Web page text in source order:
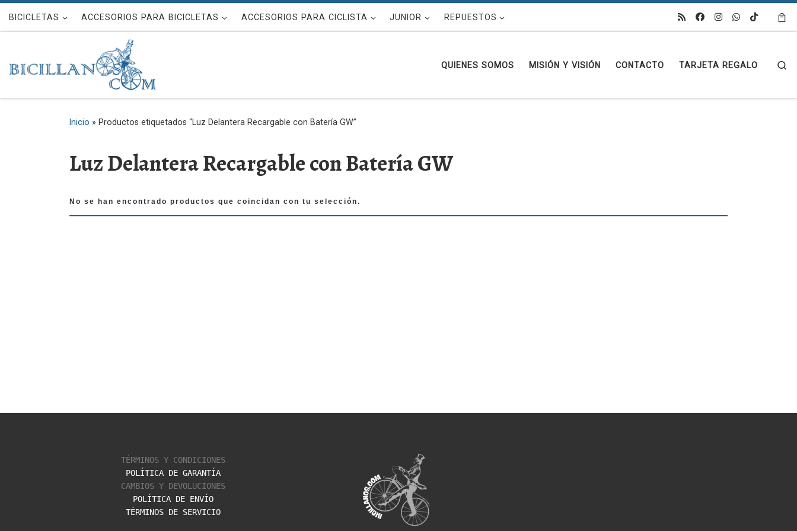
Saltar al contenido
BICICLETAS ACCESORIOS PARA BICICLETAS ACCESORIOS PARA CICLISTA JUNIOR REPUESTOS
QUIENES SOMOS MISIÓN Y VISIÓN CONTACTO TARJETA REGALO
Inicio » Productos etiquetados “Luz Delantera Recargable con Batería GW”
Luz Delantera Recargable con Batería GW
No se han encontrado productos que coincidan con tu selección.
TÉRMINOS Y CONDICIONES
POLÍTICA DE GARANTÍA
CAMBIOS Y DEVOLUCIONES
POLÍTICA DE ENVÍO
TÉRMINOS DE SERVICIO